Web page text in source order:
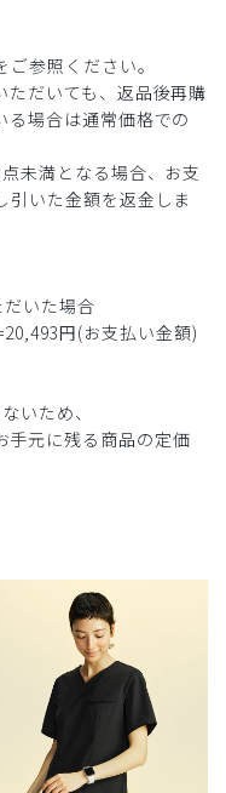
ご参照ください。
ただいても、返品後再購
る場合は通常価格での
未満となる場合、お支
いた金額を返金しま
いた場合
円(お支払い金額)
いため、
手元に残る商品の定価